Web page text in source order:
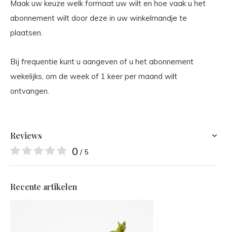
Maak uw keuze welk formaat uw wilt en hoe vaak u het
abonnement wilt door deze in uw winkelmandje te
plaatsen.
Bij frequentie kunt u aangeven of u het abonnement
wekelijks, om de week of 1 keer per maand wilt
ontvangen.
Reviews
0 / 5
Recente artikelen